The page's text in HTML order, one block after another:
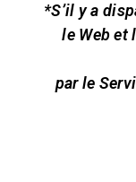
*S’il y a
le Web et
par le